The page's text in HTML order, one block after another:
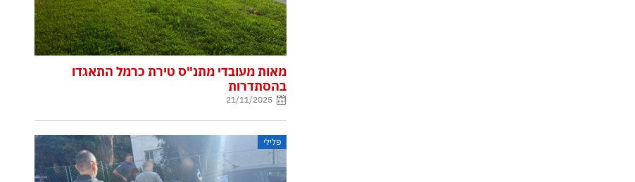
מאות מעובדי מתנ"ס טירת כרמל התאגדו
בהסתדרות
21/11/2025
פלילי